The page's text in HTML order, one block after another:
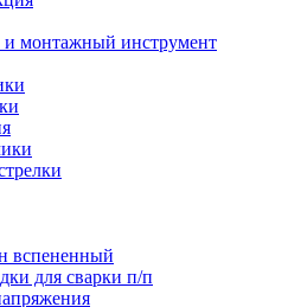
монтажный инструмент
вспененный
для сварки п/п